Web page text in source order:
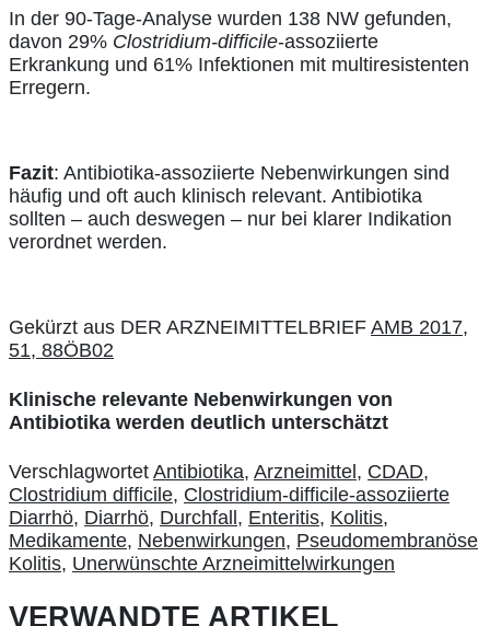
In der 90-Tage-Analyse wurden 138 NW gefunden,
davon 29% Clostridium-difficile-assoziierte
Erkrankung und 61% Infektionen mit multiresistenten
Erregern.
Fazit: Antibiotika-assoziierte Nebenwirkungen sind
häufig und oft auch klinisch relevant. Antibiotika
sollten – auch deswegen – nur bei klarer Indikation
verordnet werden.
Gekürzt aus DER ARZNEIMITTELBRIEF AMB 2017,
51, 88ÖB02
Klinische relevante Nebenwirkungen von
Antibiotika werden deutlich unterschätzt
Verschlagwortet Antibiotika, Arzneimittel , CDAD,
Clostridium difficile, Clostridium-difficile-assoziierte
Diarrhö, Diarrhö, Durchfall , Enteritis, Kolitis,
Medikamente, Nebenwirkungen, Pseudomembranöse
Kolitis, Unerwünschte Arzneimittelwirkungen
VERWANDTE ARTIKEL